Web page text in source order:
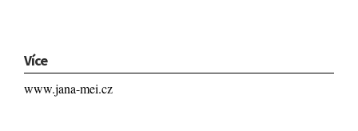
Více
www.jana-mei.cz